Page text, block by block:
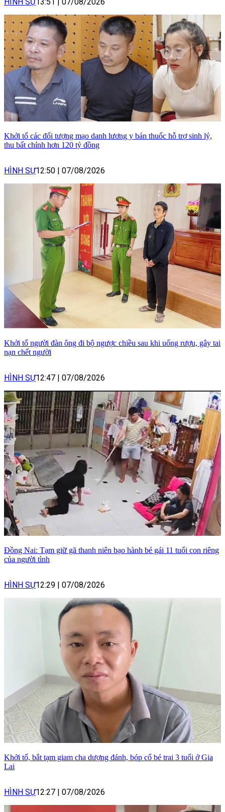
Khởi tố các đối tượng mạo danh lương y bán thuốc hỗ trợ sinh lý,
thu bất chính hơn 120 tỷ đồng
HÌNH SỰ12:50 07/08/2026
Khởi tố người đàn ông đi bộ ngược chiều sau khi uống rượu, gây tai
nạn chết người
HÌNH SỰ12:47 07/08/2026
Đồng Nai: Tạm giữ gã thanh niên bạo hành bé gái 11 tuổi con riêng
của người tình
HÌNH SỰ12:29 07/08/2026
Khởi tố, bắt tạm giam cha dượng đánh, bóp cổ bé trai 3 tuổi ở Gia
Lai
HÌNH SỰ12:27 07/08/2026